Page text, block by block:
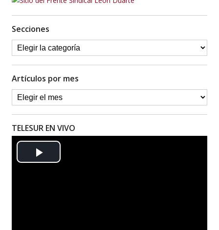
Secciones
Artículos por mes
TELESUR EN VIVO